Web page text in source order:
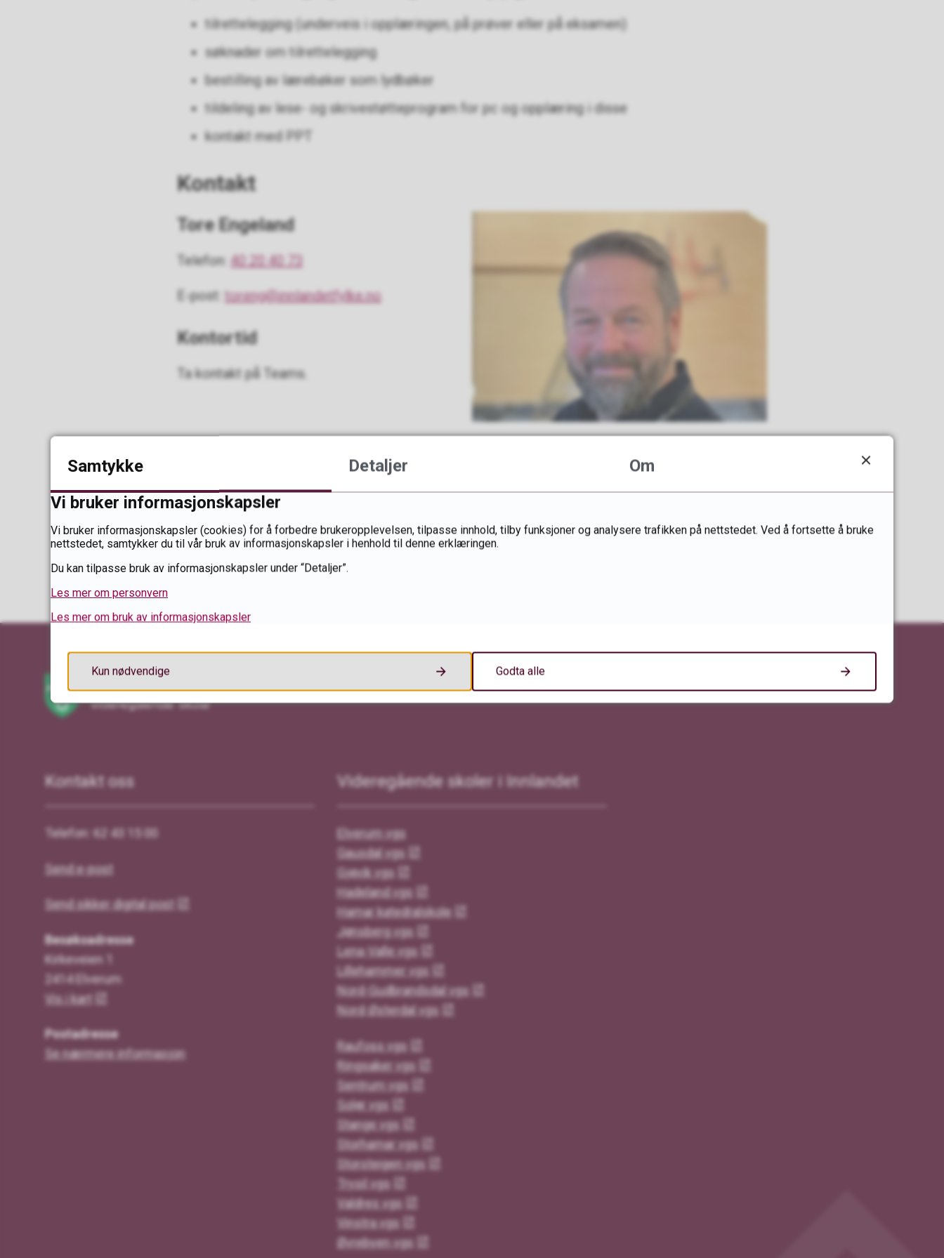
tilrettelegging (underveis i opplæringen, på prøver eller på eksamen)
søknader om tilrettelegging
bestilling av lærebøker som lydbøker
tildeling av lese- og skrivestøtteprogram for pc og opplæring i disse
kontakt med PPT
Kontakt
Tore Engeland
Telefon: 40 20 40 73
E-post: toreng@innlandetfylke.no
Kontortid
Ta kontakt på Teams.
Fant du det du lette etter?
Kontakt oss
Telefon: 62 43 15 00
Send e-post
Send sikker digital post
Besøksadresse
Kirkeveien 1
2414 Elverum
Vis i kart
Postadresse
Se nærmere informasjon
Videregående skoler i Innlandet
Elverum vgs
Gausdal vgs
Gjøvik vgs
Hadeland vgs
Hamar katedralskole
Jønsberg vgs
Lena-Valle vgs
Lillehammer vgs
Nord-Gudbrandsdal vgs
Nord-Østerdal vgs
Raufoss vgs
Ringsaker vgs
Sentrum vgs
Solør vgs
Stange vgs
Storhamar vgs
Storsteigen vgs
Trysil vgs
Valdres vgs
Vinstra vgs
Øvrebyen vgs
Samtykke Detaljer
Om
Vi bruker informasjonskapsler
Vi bruker informasjonskapsler (cookies) for å forbedre brukeropplevelsen, tilpasse innhold, tilby funksjoner og analysere trafikken på nettstedet. Ved å fortsette å bruke
nettstedet, samtykker du til vår bruk av informasjonskapsler i henhold til denne erklæringen.
Du kan tilpasse bruk av informasjonskapsler under “Detaljer”.
Les mer om personvern
Les mer om bruk av informasjonskapsler
Kun nødvendige Godta alle